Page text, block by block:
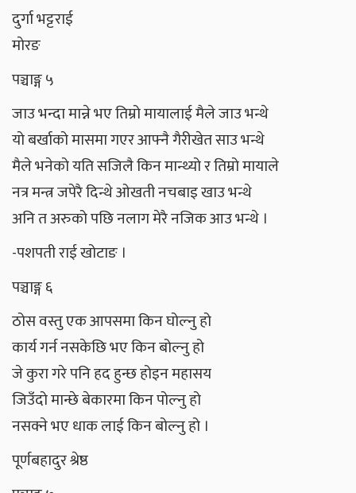
दुर्गा भट्टराई
माेरङ
पञ्चाङ्ग ५
जाउ भन्दा मान्ने भए तिम्रो मायालाई मैले जाउ भन्थे
यो बर्खाको मासमा गएर आफ्नै गैरीखेत साउ भन्थे
मैले भनेको यति सजिलै किन मान्थ्यो र तिम्रो मायाले
नत्र मन्त्र जपेरै दिन्थे ओखती नचबाइ खाउ भन्थे
अनि त अरुको पछि नलाग मेरै नजिक आउ भन्थे ।
-पशपती राई खोटाङ ।
पञ्चाङ्ग ६
ठोस वस्तु एक आपसमा किन घोल्नु हो
कार्य गर्न नसकेछि भए किन बोल्नु हो
जे कुरा गरे पनि हद हुन्छ होइन महासय
जिउँदो मान्छे बेकारमा किन पोल्नु हो
नसक्ने भए धाक लाई किन बोल्नु हो ।
पूर्णबहादुर श्रेष्ठ